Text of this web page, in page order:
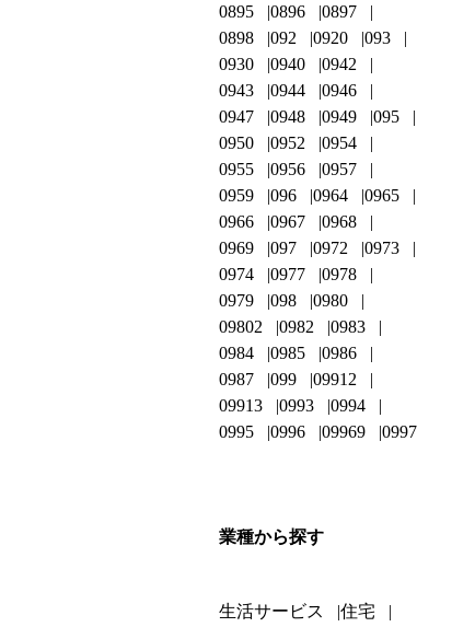
0895
0896
0897
0898
092 0920
093
0930
0940
0942
0943
0944
0946
0947
0948 0949
095
0950
0952
0954
0955
0956
0957
0959
096 0964
0965
0966
0967
0968
0969
097 0972
0973
0974
0977
0978
0979
098
0980
09802
0982
0983
0984
0985
0986
0987
099
09912
09913
0993
0994
0995
0996 09969 0997
業種から探す
生活サービス 住宅